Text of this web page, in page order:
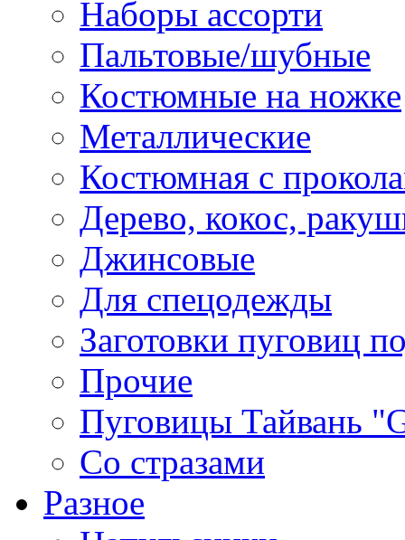
Наборы ассорти
Пальтовые/шубные
Костюмные на ножке
Металлические
Костюмная с
Дерево, кокос,
Джинсовые
Для спецодежды
Заготовки пуговиц
Прочие
Пуговицы Тайвань
Со стразами
Разное